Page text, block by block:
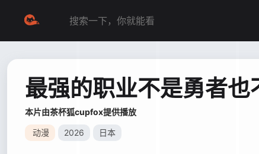
最强的职业不是勇者
本片由茶杯狐cupfox提供播放
动漫 2026 日本